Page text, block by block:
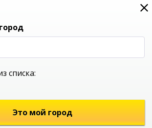
0
ИНТЕРНЕТ МАГАЗИН
списка:
Это мой город